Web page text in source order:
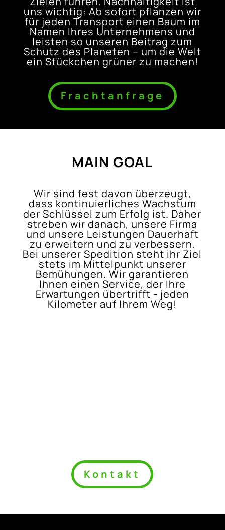
uns wichtig: Ab sofort pflanzen wir
für jeden Transport einen Baum im
Namen Ihres Unternehmens und
leisten so unseren Beitrag zum
Schutz des Planeten – um die Welt
ein Stückchen grüner zu machen!
Frachtanfrage
MAIN GOAL
Wir sind fest davon überzeugt,
dass kontinuierliches Wachstum
der Schlüssel zum Erfolg ist. Daher
streben wir danach, unsere Firma
und unsere Leistungen Dauerhaft
zu erweitern und zu verbessern.
Bei unserer Spedition steht ihr Ziel
stets im Mittelpunkt unserer
Bemühungen. Wir garantieren
Ihnen einen Service, der Ihre
Erwartungen übertrifft - jeden
Kilometer auf Ihrem Weg!
Kontakt